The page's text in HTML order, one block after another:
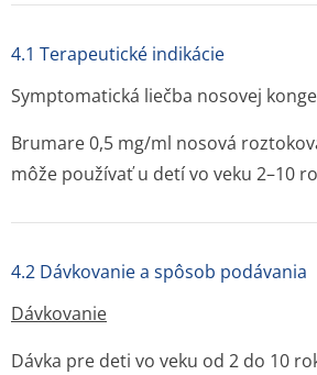
4.1 Terapeutické indikácie
Symptomatická liečba nosovej
Brumare 0,5 mg/ml nosová
môže používať u detí vo veku 2–10
4.2 Dávkovanie a spôsob podávania
Dávkovanie
Dávka pre deti vo veku od 2 do 10